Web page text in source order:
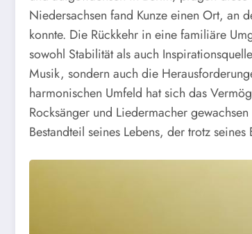
Niedersachsen fand Kunze einen Ort, an
konnte. Die Rückkehr in eine familiäre
sowohl Stabilität als auch
Musik, sondern auch die
harmonischen Umfeld hat sich das
Rocksänger und Liedermacher
Bestandteil seines Lebens, der trotz seines